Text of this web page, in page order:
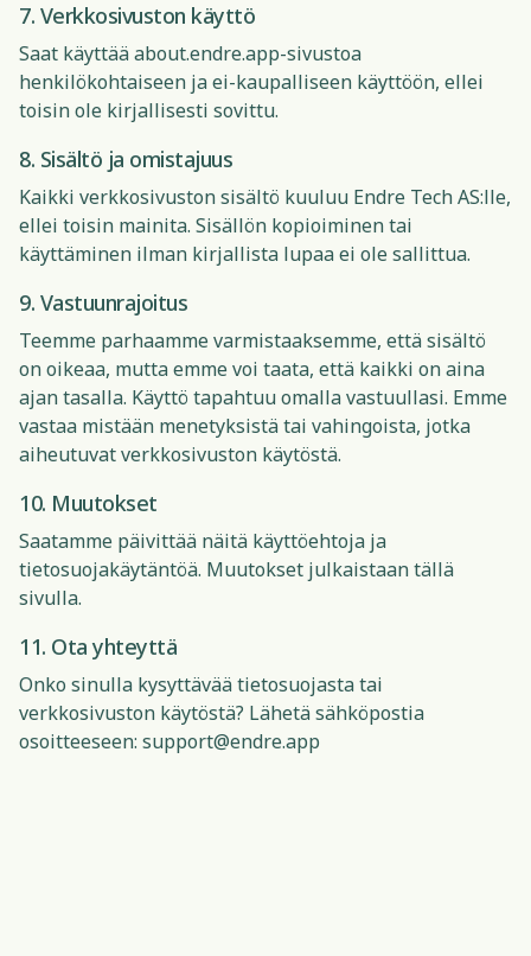
7. Verkkosivuston käyttö
Saat käyttää about.endre.app-sivustoa
henkilökohtaiseen ja ei-kaupalliseen käyttöön, ellei
toisin ole kirjallisesti sovittu.
8. Sisältö ja omistajuus
Kaikki verkkosivuston sisältö kuuluu Endre Tech AS:lle,
ellei toisin mainita. Sisällön kopioiminen tai
käyttäminen ilman kirjallista lupaa ei ole sallittua.
9. Vastuunrajoitus
Teemme parhaamme varmistaaksemme, että sisältö
on oikeaa, mutta emme voi taata, että kaikki on aina
ajan tasalla. Käyttö tapahtuu omalla vastuullasi. Emme
vastaa mistään menetyksistä tai vahingoista, jotka
aiheutuvat verkkosivuston käytöstä.
10. Muutokset
Saatamme päivittää näitä käyttöehtoja ja
tietosuojakäytäntöä. Muutokset julkaistaan tällä
sivulla.
11. Ota yhteyttä
Onko sinulla kysyttävää tietosuojasta tai
verkkosivuston käytöstä? Lähetä sähköpostia
osoitteeseen: support@endre.app